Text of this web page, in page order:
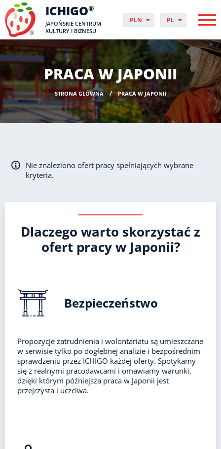
ICHIGO®
JAPOŃSKIE CENTRUM
KULTURY I BIZNESU
PLN
USD
CHF
DKK
NOK
SEK
HUF
PL
DA
DE
EN
ES
FR
HR
HU
PT
SV
PRACA W JAPONII
STRONA GŁÓWNA PRACA W JAPONII
Nie znaleziono ofert pracy spełniających wybrane
kryteria.
Dlaczego warto skorzystać z
ofert pracy w Japonii?
Bezpieczeństwo
Propozycje zatrudnienia i wolontariatu są umieszczane
w serwisie tylko po dogłębnej analizie i bezpośrednim
sprawdzeniu przez ICHIGO każdej oferty. Spotykamy
się z realnymi pracodawcami i omawiamy warunki,
dzięki którym późniejsza praca w Japonii jest
przejrzysta i uczciwa.